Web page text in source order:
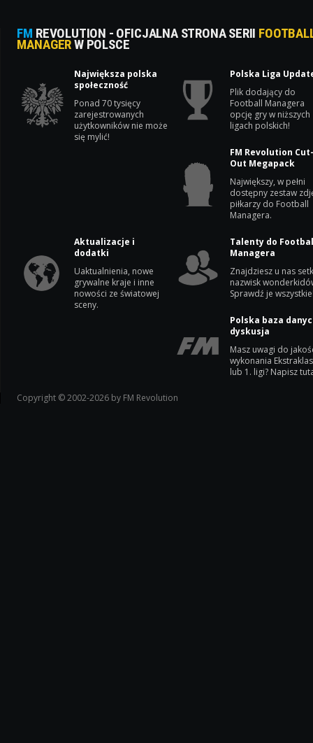
FM REVOLUTION - OFICJALNA STRONA SERII
MANAGERW POLSCE
Największa polska
społeczność
Ponad 70 tysięcy
zarejestrowanych
użytkowników nie może
się mylić!
Polska Liga
Plik dodający do
Football Managera
opcję gry w niższych
ligach polskich!
FM Revolution
Out Megapack
Największy, w pełni
dostępny zestaw
piłkarzy do Football
Managera.
Aktualizacje i
dodatki
Uaktualnienia, nowe
grywalne kraje i inne
nowości ze światowej
sceny.
Talenty do
Managera
Znajdziesz u nas
nazwisk
Sprawdź je
Polska baza
dyskusja
Masz uwagi do
wykonania
lub 1. ligi? Napisz
Copyright © 2002-2026 by FM Revolution